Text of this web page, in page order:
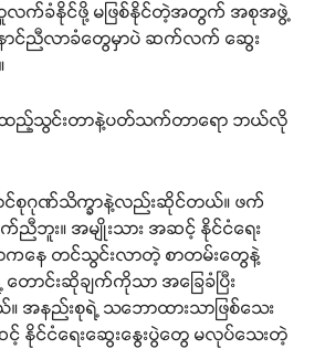
လက်ခံနိုင်ဖို့ မဖြစ်နိုင်တဲ့အတွက် အစုအဖွဲ့
ောင်ညီလာခံတွေမှာပဲ ဆက်လက် ဆွေး
ထည့်သွင်းတာနဲ့ပတ်သက်တာရော ဘယ်လို
ောင်စုဂုဏ်သိက္ခာနဲ့လည်းဆိုင်တယ်။ ဖက်
ဘူး။ အမျိုးသား အဆင့် နိုင်ငံရေး
ာကနေ တင်သွင်းလာတဲ့ စာတမ်းတွေနဲ့
ာင်းဆိုချက်ကိုသာ အခြေခံပြီး
အနည်းစုရဲ့ သဘောထားသာဖြစ်သေး
နိုင်ငံရေးဆွေးနွေးပွဲတွေ မလုပ်သေးတဲ့